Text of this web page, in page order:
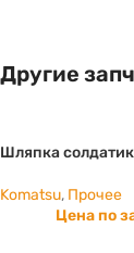
Другие
Шляпка
Komatsu, Прочее
Цена по